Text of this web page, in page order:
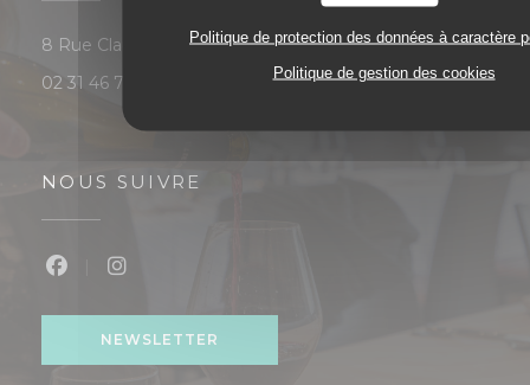
Politique de protection des données à caractère
Politique de gestion des cookies
8 Rue Claude Bloch 14000 CAEN((ouvre une nouvelle
02 31 46 75 52
NOUS SUIVRE
NEWSLETTER